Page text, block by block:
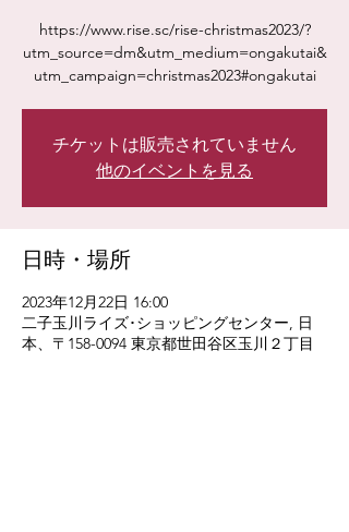
https://www.rise.sc/rise-christmas2023/?
utm_source=dm&utm_medium=ongakutai&
utm_campaign=christmas2023#ongakutai
チケットは販売されていません
他のイベントを見る
日時・場所
2023年12月22日 16:00
二子玉川ライズ･ショッピングセンター, 日
本、〒158-0094 東京都世田谷区玉川２丁目